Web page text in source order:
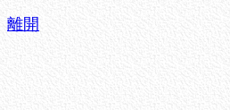
離開